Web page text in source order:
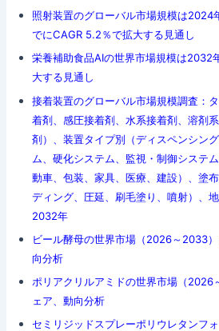
照射装置のグローバル市場規模は2024
でにCAGR 5.2％で拡大する見通し
栄養補助食品AIの世界市場規模は2032
大する見通し
接着装置のグローバル市場規模調査：
着剤、感圧接着剤、水系接着剤、溶剤
剤）、装置タイプ別（ディスペンシン
ム、硬化システム、監視・制御システ
動車、包装、家具、医療、建設）、塗
ディング、圧延、刷毛塗り、噴射）、
2032年
ビール酵母の世界市場（2026～2033
向分析
ポリアクリルアミドの世界市場（2026
ェア、動向分析
セミリジッドスプレーポリウレタンフ